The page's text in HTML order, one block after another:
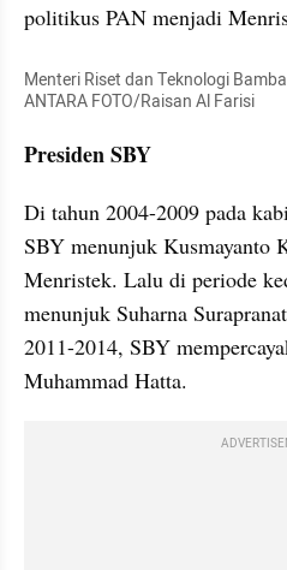
politikus PAN menjadi
Menteri Riset dan Teknologi
ANTARA FOTO/Raisan Al Farisi
Presiden SBY
Di tahun 2004-2009 pada
SBY menunjuk Kusmayanto
Menristek. Lalu di periode
menunjuk Suharna
2011-2014, SBY
Muhammad Hatta.